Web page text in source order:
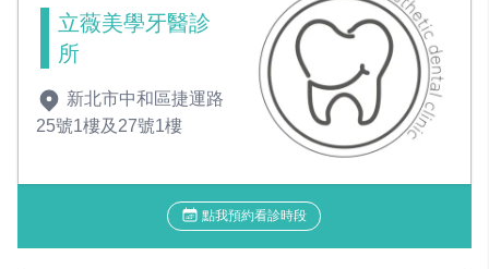
立薇美學牙醫診
所
新北市中和區捷運路
25號1樓及27號1樓
點我預約看診時段